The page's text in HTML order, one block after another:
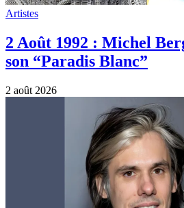
Artistes
2 Août 1992 : Michel
son “Paradis Blanc”
2 août 2026